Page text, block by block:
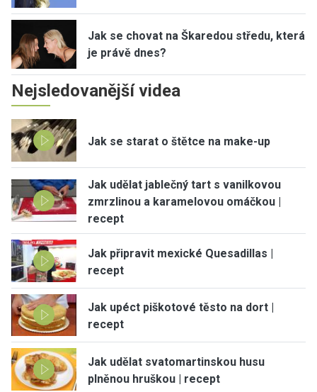
Jak se chovat na Škaredou středu, která
je právě dnes?
Nejsledovanější videa
Jak se starat o štětce na make-up
Jak udělat jablečný tart s vanilkovou
zmrzlinou a karamelovou omáčkou |
recept
Jak připravit mexické Quesadillas |
recept
Jak upéct piškotové těsto na dort |
recept
Jak udělat svatomartinskou husu
plněnou hruškou | recept